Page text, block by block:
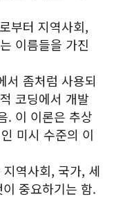
부터 지역사회,
이름들을 가진
서 좀처럼 사용되
코딩에서 개발
. 이 이론은 추상
미시 수준의 이
역사회, 국가, 세
중요하기는 함.